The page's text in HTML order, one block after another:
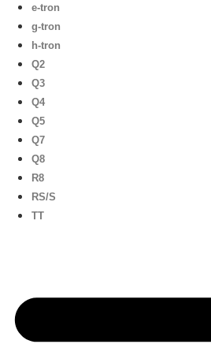
e-tron
g-tron
h-tron
Q2
Q3
Q4
Q5
Q7
Q8
R8
RS/S
TT